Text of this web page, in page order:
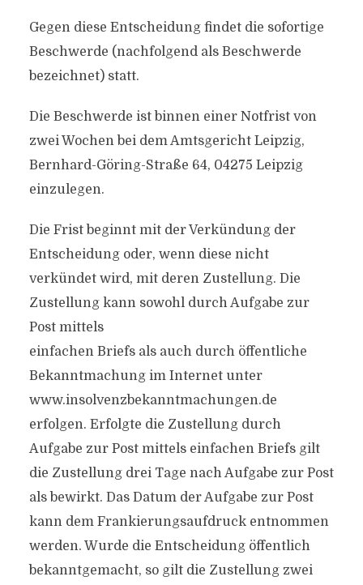
Gegen diese Entscheidung findet die sofortige
Beschwerde (nachfolgend als Beschwerde
bezeichnet) statt.
Die Beschwerde ist binnen einer Notfrist von
zwei Wochen bei dem Amtsgericht Leipzig,
Bernhard-Göring-Straße 64, 04275 Leipzig
einzulegen.
Die Frist beginnt mit der Verkündung der
Entscheidung oder, wenn diese nicht
verkündet wird, mit deren Zustellung. Die
Zustellung kann sowohl durch Aufgabe zur
Post mittels
einfachen Briefs als auch durch öffentliche
Bekanntmachung im Internet unter
www.insolvenzbekanntmachungen.de
erfolgen. Erfolgte die Zustellung durch
Aufgabe zur Post mittels einfachen Briefs gilt
die Zustellung drei Tage nach Aufgabe zur Post
als bewirkt. Das Datum der Aufgabe zur Post
kann dem Frankierungsaufdruck entnommen
werden. Wurde die Entscheidung öffentlich
bekanntgemacht, so gilt die Zustellung zwei